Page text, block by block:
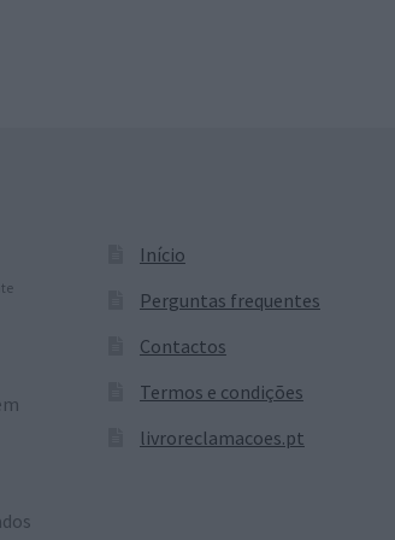
Início
Perguntas frequentes
Contactos
Termos e condições
livroreclamacoes.pt